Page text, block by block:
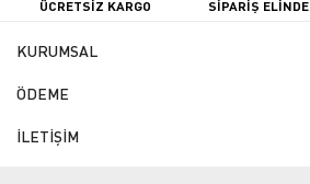
ÜCRETSİZ KARGO SİPARİŞ ELİNDE
KURUMSAL
ÖDEME
İLETİŞİM